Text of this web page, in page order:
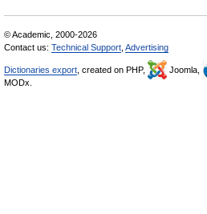
© Academic, 2000-2026
Contact us: Technical Support Advertising
Dictionaries export , created on PHP, Joomla,
MODx.